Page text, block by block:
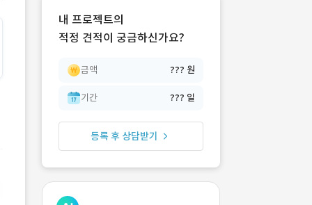
내 프로젝트의
적정 견적이 궁금하신가요?
금액 ??? 원
기간 ??? 일
등록 후 상담받기